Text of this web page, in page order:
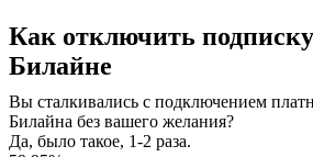
Как отключить
Билайне
Вы сталкивались с подключением
Билайна без вашего желания?
Да, было такое, 1-2 раза.